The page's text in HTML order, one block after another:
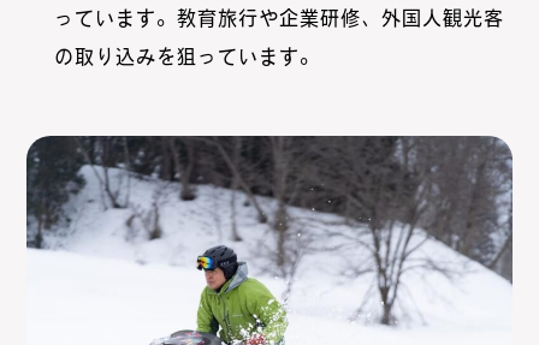
っています。教育旅行や企業研修、外国人観光客
の取り込みを狙っています。